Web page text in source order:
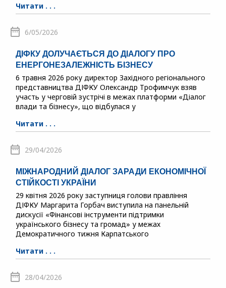
Читати . . .
6/05/2026
ДІФКУ ДОЛУЧАЄТЬСЯ ДО ДІАЛОГУ ПРО
ЕНЕРГОНЕЗАЛЕЖНІСТЬ БІЗНЕСУ
6 травня 2026 року директор Західного регіонального
представництва ДІФКУ Олександр Трофимчук взяв
участь у черговій зустрічі в межах платформи «Діалог
влади та бізнесу», що відбулася у
Читати . . .
29/04/2026
МІЖНАРОДНИЙ ДІАЛОГ ЗАРАДИ ЕКОНОМІЧНОЇ
СТІЙКОСТІ УКРАЇНИ
29 квітня 2026 року заступниця голови правління
ДІФКУ Маргарита Горбач виступила на панельній
дискусії «Фінансові інструменти підтримки
українського бізнесу та громад» у межах
Демократичного тижня Карпатського
Читати . . .
28/04/2026